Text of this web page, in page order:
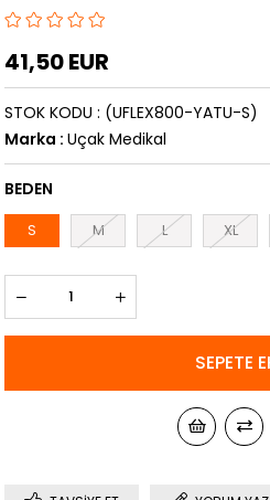
41,50 EUR
(UFLEX800-YATU-S)
STOK KODU
Marka : Uçak Medikal
BEDEN
S M L XL